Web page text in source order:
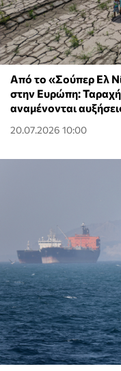
Από το «Σούπερ Ελ
στην Ευρώπη:
αναμένονται
20.07.2026 10:00